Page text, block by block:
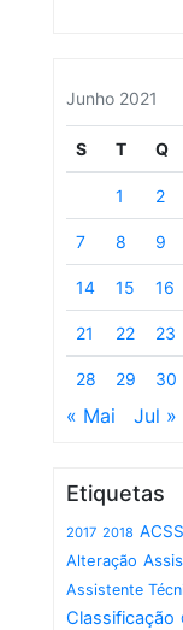
Junho 2021
S T Q
1 2
7 8 9
14 15 16
21 22 23
28 29 30
« Mai Jul »
Etiquetas
2017 2018 ACSS
Alteração
Assistente
Classificação